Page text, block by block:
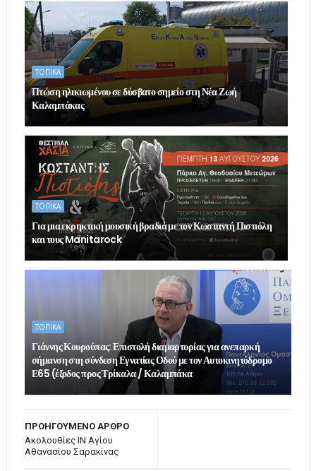
ΤΟΠΙΚΑ
Πτώση ηλικιωμένου σε δύσβατο σημείο στη Νέα Ζωή
Καλαμπάκας
ΤΟΠΙΚΑ
Για μια εκρηκτική μουσική βραδιά με τον Κωσταντή Πιστιόλη
και τους Manitarock
ΤΟΠΙΚΑ
Γιάννης Κουρούπας: Επιστολή διαμαρτυρίας για ανεπαρκή
σήμανση στη σύνδεση Εγνατίας Οδού με τον Αυτοκινητόδρομο
Ε65 (έξοδος προς Τρίκαλα / Καλαμπάκα
ΠΡΟΗΓΟΥΜΕΝΟ ΑΡΘΡΟ
Ακολουθίες ΙΝ Αγίου
Αθανασίου Σαρακίνας